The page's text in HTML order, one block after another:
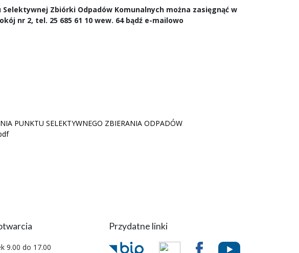
Zbiórki Odpadów Komunalnych można zasięgnąć w
nr 2, tel. 25 685 61 10 wew. 64 bądź e-mailowo
PUNKTU SELEKTYWNEGO ZBIERANIA ODPADÓW
9.00 do 17.00
Przydatne linki